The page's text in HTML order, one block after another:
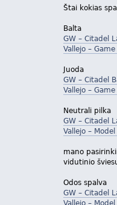
Štai kokias
Balta
GW – Citadel
Vallejo –
Juoda
GW – Citadel
Vallejo –
Neutrali pilka
GW – Citadel
Vallejo –
mano
vidutinio
Odos spalva
GW – Citadel
Vallejo –